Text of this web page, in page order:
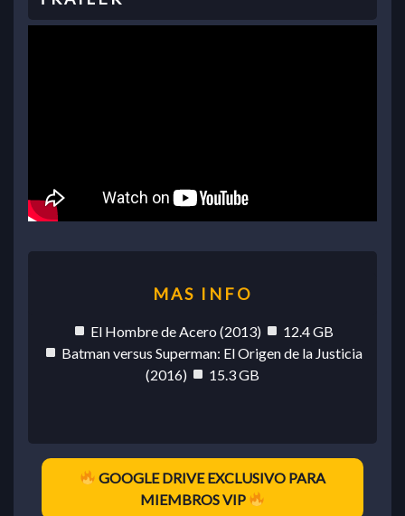
El Hombre de Acero (2013)
12.4 GB
Batman versus Superman: El Origen de la Justicia
(2016)
15.3 GB
GOOGLE DRIVE EXCLUSIVO PARA
MIEMBROS VIP